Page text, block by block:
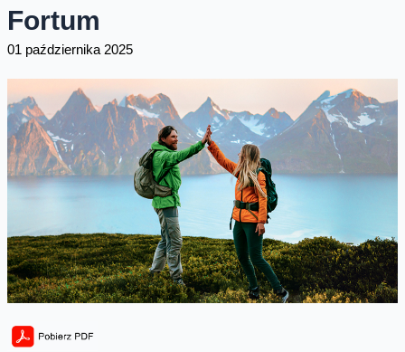
Fortum
01 października 2025